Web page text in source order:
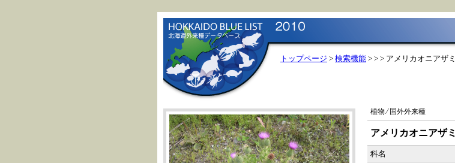
トップページ > 検索機能 > > > アメリカオニアザミ
植物 ⁄ 国外外来種
アメリカオニアザミ
科名